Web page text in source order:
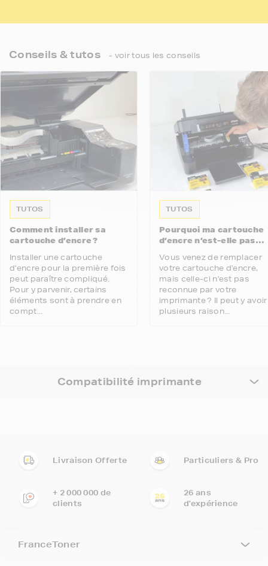
Conseils & tutos - voir tous les conseils
TUTOS
Comment installer sa
cartouche d’encre ?
Installer une cartouche
d’encre pour la première fois
peut paraître compliqué.
Pour y parvenir, certains
éléments sont à prendre en
compt...
TUTOS
Pourquoi ma cartouche
d’encre n’est-elle pas
imprimante ?
Vous venez de remplacer
votre cartouche d’encre,
mais celle-ci n’est pas
reconnue par votre
imprimante ? Il peut y avoir
plusieurs raison...
Compatibilité imprimante
Livraison Offerte Particuliers & Pro
+ 2 000 000 de
clients
26 ans
d'expérience
FranceToner